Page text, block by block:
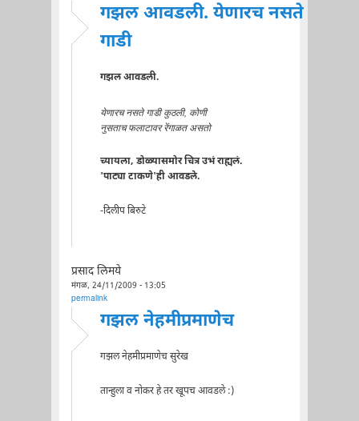
गझल आवडली. येणारच नसते
गाडी
गझल आवडली.
येणारच नसते गाडी कुठली, कोणी
नुसताच फलाटावर रेंगाळत असतो
च्यायला, डोळ्यासमोर चित्र उभं राह्यलं.
'पाट्या टाकणे'ही आवडले.
-दिलीप बिरुटे
प्रसाद लिमये
मंगळ, 24/11/2009 - 13:05
permalink
गझल नेहमीप्रमाणेच
गझल नेहमीप्रमाणेच सुरेख
तान्हुला व नोकर हे तर खूपच आवडले :)